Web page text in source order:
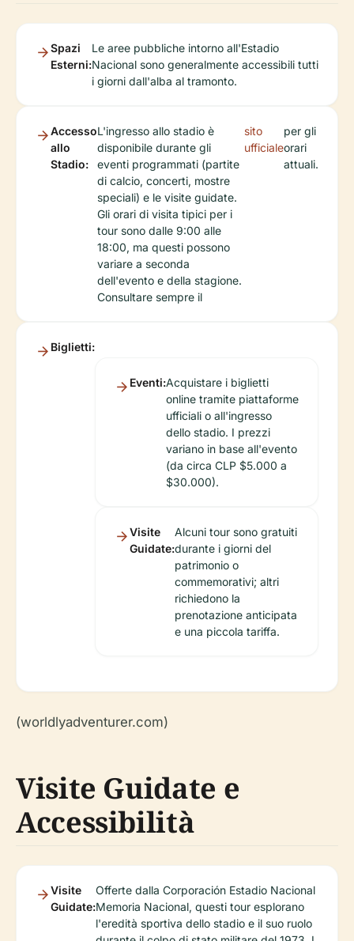
Spazi
Esterni:
Le aree pubbliche intorno all'Estadio
Nacional sono generalmente accessibili tutti
i giorni dall'alba al tramonto.
Accesso
allo
Stadio:
L'ingresso allo stadio è
disponibile durante gli
eventi programmati (partite
di calcio, concerti, mostre
speciali) e le visite guidate.
Gli orari di visita tipici per i
tour sono dalle 9:00 alle
18:00, ma questi possono
variare a seconda
dell'evento e della stagione.
Consultare sempre il
sito
ufficiale
per gli
orari
attuali.
Biglietti:
Eventi:Acquistare i biglietti
online tramite piattaforme
ufficiali o all'ingresso
dello stadio. I prezzi
variano in base all'evento
(da circa CLP $5.000 a
$30.000).
Visite
Guidate:
Alcuni tour sono gratuiti
durante i giorni del
patrimonio o
commemorativi; altri
richiedono la
prenotazione anticipata
e una piccola tariffa.
(worldlyadventurer.com)
Visite Guidate e
Accessibilità
Visite
Guidate:
Offerte dalla Corporación Estadio Nacional
Memoria Nacional, questi tour esplorano
l'eredità sportiva dello stadio e il suo ruolo